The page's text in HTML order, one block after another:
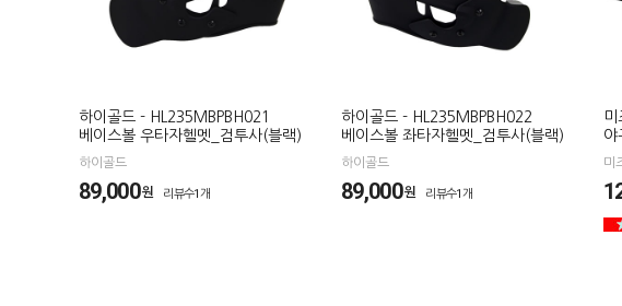
하이골드 - HL235MBPBH021
베이스볼 우타자헬멧_검투사(블랙)
하이골드
89,000원 리뷰수1개
하이골드 - HL235MBPBH022
베이스볼 좌타자헬멧_검투사(블랙)
하이골드
89,000원 리뷰수1개
미
야
미